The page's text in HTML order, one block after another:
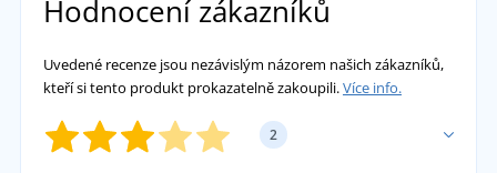
Hodnocení zákazníků
Uvedené recenze jsou nezávislým názorem našich zákazníků,
kteří si tento produkt prokazatelně zakoupili.Více info.
2